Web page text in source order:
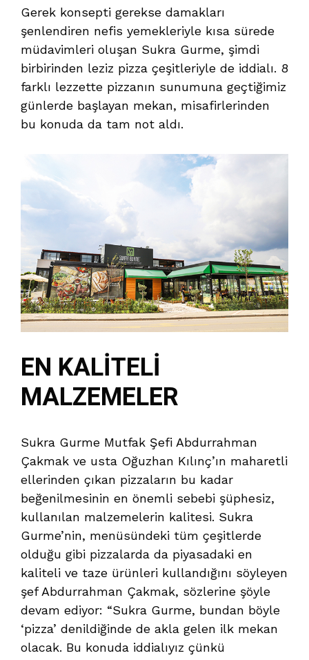
Gerek konsepti gerekse damakları
şenlendiren nefis yemekleriyle kısa sürede
müdavimleri oluşan Sukra Gurme, şimdi
birbirinden leziz pizza çeşitleriyle de iddialı. 8
farklı lezzette pizzanın sunumuna geçtiğimiz
günlerde başlayan mekan, misafirlerinden
bu konuda da tam not aldı.
EN KALİTELİ
MALZEMELER
Sukra Gurme Mutfak Şefi Abdurrahman
Çakmak ve usta Oğuzhan Kılınç’ın maharetli
ellerinden çıkan pizzaların bu kadar
beğenilmesinin en önemli sebebi şüphesiz,
kullanılan malzemelerin kalitesi. Sukra
Gurme’nin, menüsündeki tüm çeşitlerde
olduğu gibi pizzalarda da piyasadaki en
kaliteli ve taze ürünleri kullandığını söyleyen
şef Abdurrahman Çakmak, sözlerine şöyle
devam ediyor: “Sukra Gurme, bundan böyle
‘pizza’ denildiğinde de akla gelen ilk mekan
olacak. Bu konuda iddialıyız çünkü